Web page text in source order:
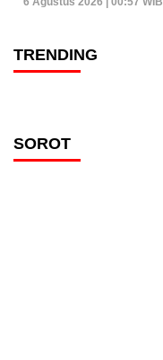
TRENDING
SOROT